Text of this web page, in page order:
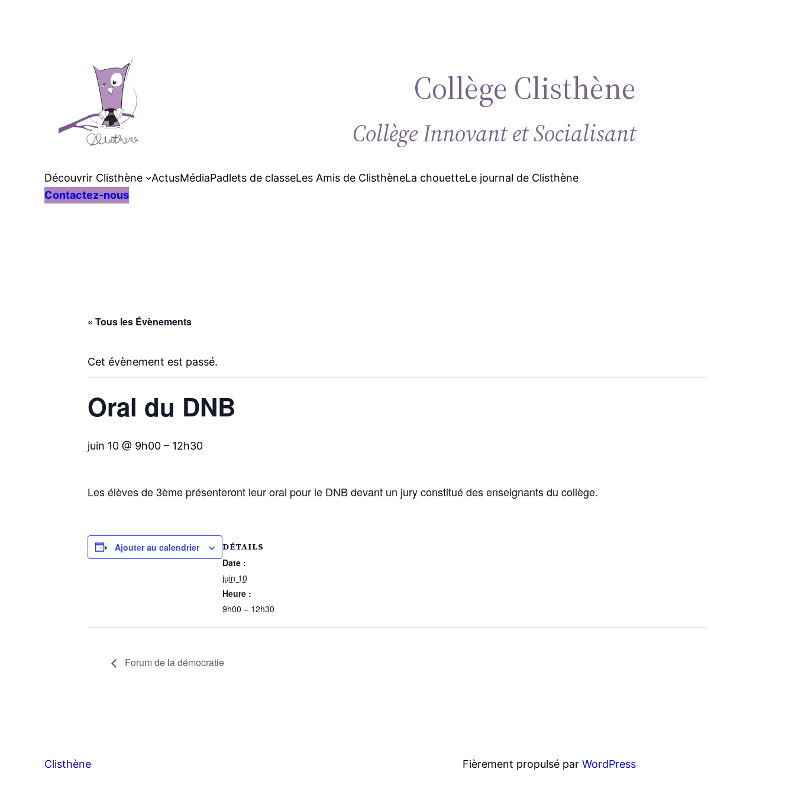
Collège Clisthène
Collège Innovant et Socialisant
Découvrir Clisthène ActusMédiaPadlets de classeLes Amis de ClisthèneLa chouetteLe journal de Clisthène
Contactez-nous
« Tous les Évènements
Cet évènement est passé.
Oral du DNB
juin 10 @ 9h00 – 12h30
Les élèves de 3ème présenteront leur oral pour le DNB devant un jury constitué des enseignants du collège.
Ajouter au calendrier
DÉTAILS
Date :
juin 10
Heure :
9h00 – 12h30
Forum de la démocratie
Clisthène Fièrement propulsé parWordPress